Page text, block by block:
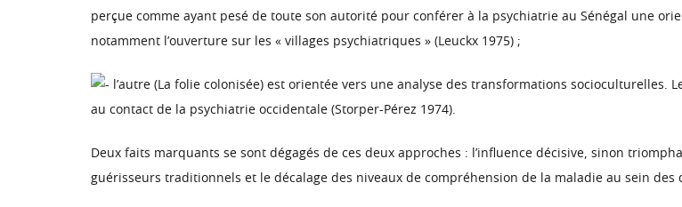
perçue comme ayant pesé de toute son autorité pour conférer à la psychiatrie au Sénégal une
notamment l’ouverture sur les « villages psychiatriques » (Leuckx 1975) ;
l’autre (La folie colonisée) est orientée vers une analyse des transformations
au contact de la psychiatrie occidentale (Storper-Pérez 1974).
Deux faits marquants se sont dégagés de ces deux approches : l’influence décisive, sinon
guérisseurs traditionnels et le décalage des niveaux de compréhension de la maladie au sein